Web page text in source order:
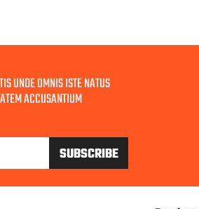
UNDE OMNIS ISTE NATUS
ACCUSANTIUM